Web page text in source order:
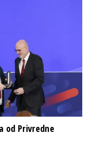
od Privredne